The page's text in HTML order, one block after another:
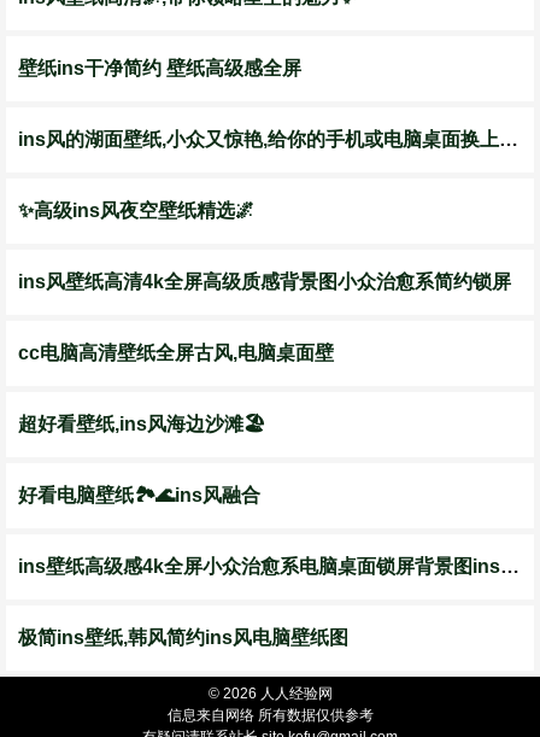
壁纸ins干净简约 壁纸高级感全屏
ins风的湖面壁纸,小众又惊艳,给你的手机或电脑桌面换上新装吧!
✨高级ins风夜空壁纸精选🌌
ins风壁纸高清4k全屏高级质感背景图小众治愈系简约锁屏
cc电脑高清壁纸全屏古风,电脑桌面壁
超好看壁纸,ins风海边沙滩🏖️
好看电脑壁纸🏞️🌊ins风融合
ins壁纸高级感4k全屏小众治愈系电脑桌面锁屏背景图ins简约高清
极简ins壁纸,韩风简约ins风电脑壁纸图
© 2026 人人经验网
信息来自网络 所有数据仅供参考